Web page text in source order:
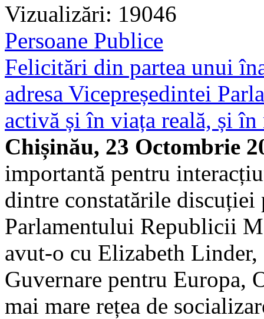
Vizualizări: 19046
Persoane Publice
Felicitări din partea unui
adresa Vicepreședintei
activă și în viața reală, și
Chișinău, 23 Octombrie
importantă pentru
dintre constatările discuției
Parlamentului Republicii
avut-o cu Elizabeth
Guvernare pentru
mai mare rețea de